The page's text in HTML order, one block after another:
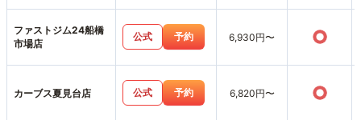
ファストジム24船橋
市場店
公式 予約 6,930円〜 ○
カーブス夏見台店 公式 予約 6,820円〜 ○